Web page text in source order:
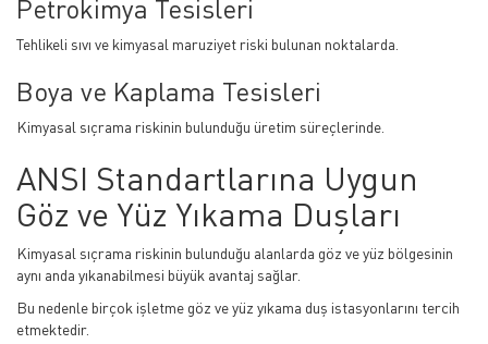
Petrokimya Tesisleri
Tehlikeli sıvı ve kimyasal maruziyet riski bulunan noktalarda.
Boya ve Kaplama Tesisleri
Kimyasal sıçrama riskinin bulunduğu üretim süreçlerinde.
ANSI Standartlarına Uygun
Göz ve Yüz Yıkama Duşları
Kimyasal sıçrama riskinin bulunduğu alanlarda göz ve yüz bölgesinin
aynı anda yıkanabilmesi büyük avantaj sağlar.
Bu nedenle birçok işletme göz ve yüz yıkama duş istasyonlarını tercih
etmektedir.